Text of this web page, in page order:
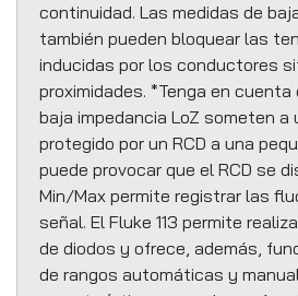
continuidad. Las medidas de
también pueden bloquear las
inducidas por los conductores
proximidades. *Tenga en
baja impedancia LoZ someten a
protegido por un RCD a una
puede provocar que el RCD se
Min/Max permite registrar las
señal. El Fluke 113 permite
de diodos y ofrece, además,
de rangos automáticas y